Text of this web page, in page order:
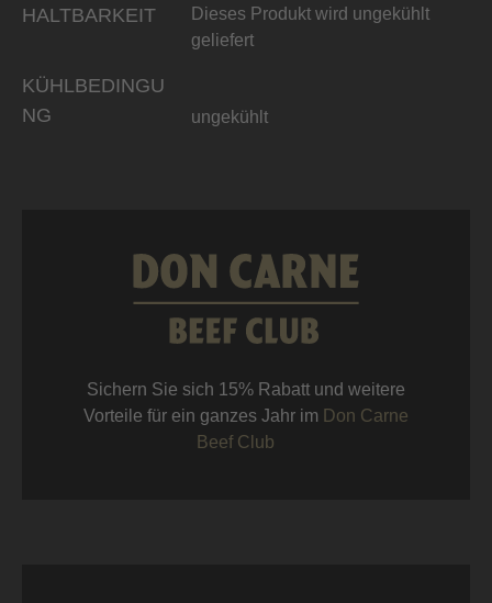
HALTBARKEIT
Dieses Produkt wird ungekühlt
geliefert
KÜHLBEDINGU
NG
ungekühlt
Sichern Sie sich 15% Rabatt und weitere
Vorteile für ein ganzes Jahr im Don Carne
Beef Club